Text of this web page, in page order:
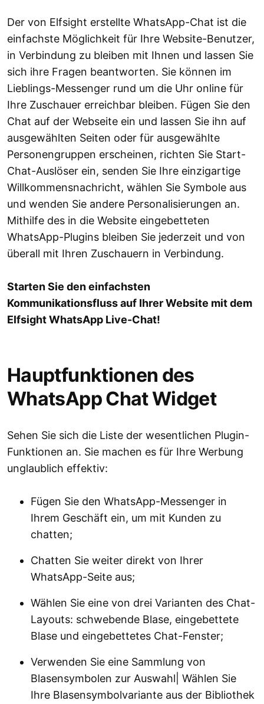
Der von Elfsight erstellte WhatsApp-Chat ist die
einfachste Möglichkeit für Ihre Website-Benutzer,
in Verbindung zu bleiben mit Ihnen und lassen Sie
sich ihre Fragen beantworten. Sie können im
Lieblings-Messenger rund um die Uhr online für
Ihre Zuschauer erreichbar bleiben. Fügen Sie den
Chat auf der Webseite ein und lassen Sie ihn auf
ausgewählten Seiten oder für ausgewählte
Personengruppen erscheinen, richten Sie Start-
Chat-Auslöser ein, senden Sie Ihre einzigartige
Willkommensnachricht, wählen Sie Symbole aus
und wenden Sie andere Personalisierungen an.
Mithilfe des in die Website eingebetteten
WhatsApp-Plugins bleiben Sie jederzeit und von
überall mit Ihren Zuschauern in Verbindung.
Starten Sie den einfachsten
Kommunikationsfluss auf Ihrer Website mit dem
Elfsight WhatsApp Live-Chat!
Hauptfunktionen des
WhatsApp Chat Widget
Sehen Sie sich die Liste der wesentlichen Plugin-
Funktionen an. Sie machen es für Ihre Werbung
unglaublich effektiv:
Fügen Sie den WhatsApp-Messenger in
Ihrem Geschäft ein, um mit Kunden zu
chatten;
Chatten Sie weiter direkt von Ihrer
WhatsApp-Seite aus;
Wählen Sie eine von drei Varianten des Chat-
Layouts: schwebende Blase, eingebettete
Blase und eingebettetes Chat-Fenster;
Verwenden Sie eine Sammlung von
Blasensymbolen zur Auswahl| Wählen Sie
Ihre Blasensymbolvariante aus der Bibliothek